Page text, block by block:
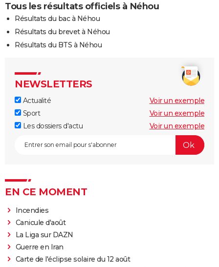
Tous les résultats officiels à Néhou
Résultats du bac à Néhou
Résultats du brevet à Néhou
Résultats du BTS à Néhou
NEWSLETTERS
Actualité
Voir un exemple
Sport
Voir un exemple
Les dossiers d'actu
Voir un exemple
EN CE MOMENT
Incendies
Canicule d'août
La Liga sur DAZN
Guerre en Iran
Carte de l'éclipse solaire du 12 août